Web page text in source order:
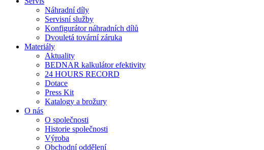
Náhradní díly
Servisní služby
Konfigurátor náhradních dílů
Dvouletá tovární záruka
Materiály
Aktuality
BEDNAR kalkulátor efektivity
24 HOURS RECORD
Dotace
Press Kit
Katalogy a brožury
O nás
O společnosti
Historie společnosti
Výroba
Obchodní oddělení